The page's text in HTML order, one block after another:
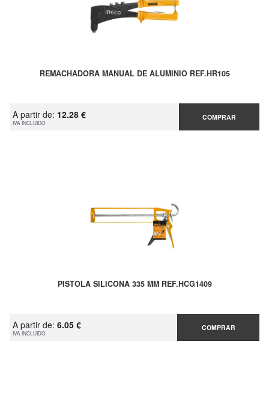
REMACHADORA MANUAL DE ALUMINIO REF.HR105
A partir de: 12.28 €
IVA INCLUIDO
COMPRAR
PISTOLA SILICONA 335 MM REF.HCG1409
A partir de: 6.05 €
IVA INCLUIDO
COMPRAR